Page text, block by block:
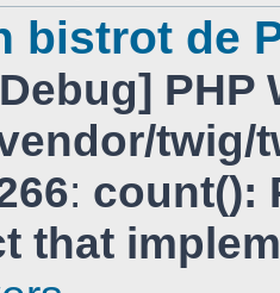
bistrot de
PHP
: count():
that